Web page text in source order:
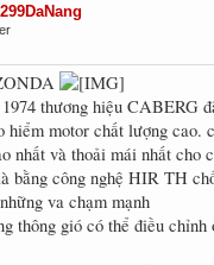
thương hiệu CABERG
hiểm motor chất lượng cao.
nhất và thoải mái nhất cho
bằng công nghệ HIR TH
va chạm mạnh
thông gió có thể điều